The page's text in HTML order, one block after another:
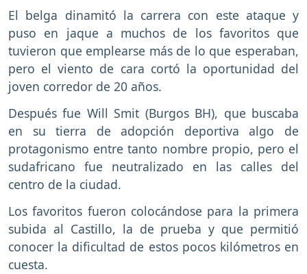
El belga dinamitó la carrera con este ataque y
puso en jaque a muchos de los favoritos que
tuvieron que emplearse más de lo que esperaban,
pero el viento de cara cortó la oportunidad del
joven corredor de 20 años.
Después fue Will Smit (Burgos BH), que buscaba
en su tierra de adopción deportiva algo de
protagonismo entre tanto nombre propio, pero el
sudafricano fue neutralizado en las calles del
centro de la ciudad.
Los favoritos fueron colocándose para la primera
subida al Castillo, la de prueba y que permitió
conocer la dificultad de estos pocos kilómetros en
cuesta.